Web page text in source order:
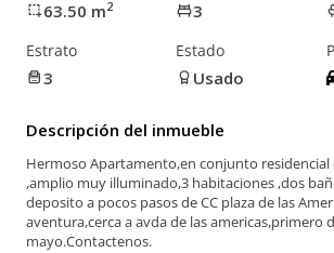
63.50 m2 3
Estrato
3
Estado
Usado
Descripción del inmueble
Hermoso Apartamento,en conjunto
,amplio muy illuminado,3 habitaciones ,dos
deposito a pocos pasos de CC plaza de las
aventura,cerca a avda de las americas,primero
mayo.Contactenos.